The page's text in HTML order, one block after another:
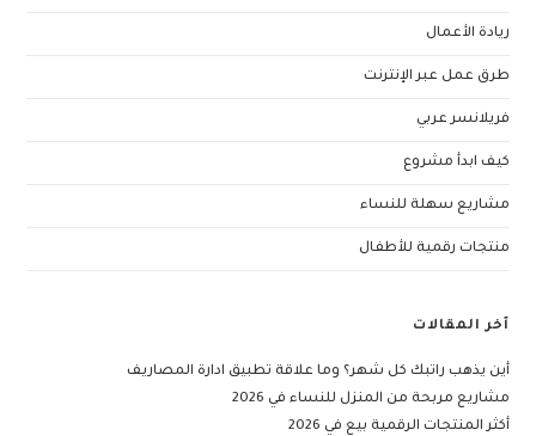
ريادة الأعمال
طرق عمل عبر الإنترنت
فريلانسر عربي
كيف ابدأ مشروع
مشاريع سهلة للنساء
منتجات رقمية للأطفال
آخر المقالات
أين يذهب راتبك كل شهر؟ وما علاقة تطبيق ادارة المصاريف
مشاريع مربحة من المنزل للنساء في 2026
أكثر المنتجات الرقمية بيع في 2026